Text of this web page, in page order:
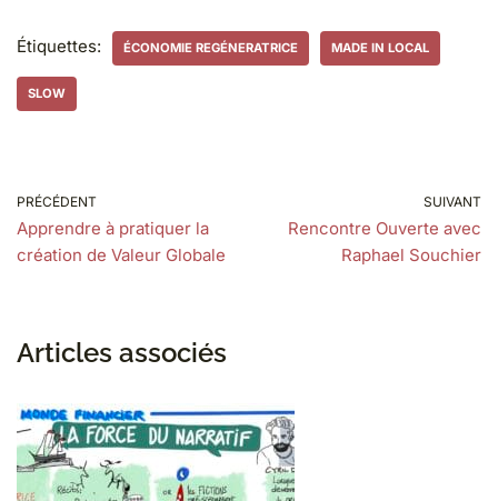
Étiquettes: ÉCONOMIE REGÉNERATRICE MADE IN LOCAL
SLOW
PRÉCÉDENT
Apprendre à pratiquer la
création de Valeur Globale
SUIVANT
Rencontre Ouverte avec
Raphael Souchier
Articles associés